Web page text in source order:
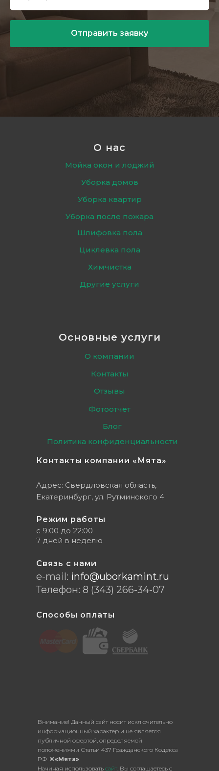
Отправить заявку
О нас
О компании
Основные услуги
Контакты компании «Мята»
Адрес: Свердловская область,
Екатеринбург, ул. Рутминского 4
Контакты
Отзывы
Фотоотчет
Политика конфиденциальности
Мойка окон и лоджий
Уборка домов
Уборка квартир
Уборка после пожара
Шлифовка пола
Циклевка пола
Химчистка
Другие услуги
с 9:00 до 22:00
7 дней в неделю
Режим работы
e-mail: info@uborkamint.ru
Телефон: 8 (343) 266-34-07
Связь с нами
Способы оплаты
Внимание! Данный сайт носит исключительно
информационный характер и не является
публичной офертой, определяемой
положениями Статьи 437 Гражданского Кодекса
РФ. ©«Мята»
Начиная использовать сайт, Вы соглашаетесь с
Блог